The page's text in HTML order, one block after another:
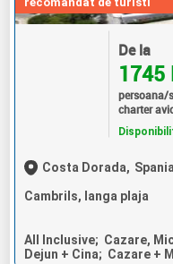
De la
1745
persoana/
charter
Costa Dorada, Spania
Cambrils, langa plaja
All Inclusive; Cazare,
Dejun + Cina; Cazare +